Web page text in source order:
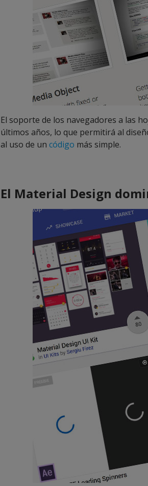
El soporte de los navegadores a las
últimos años, lo que permitirá al
al uso de un código más simple.
El Material Design